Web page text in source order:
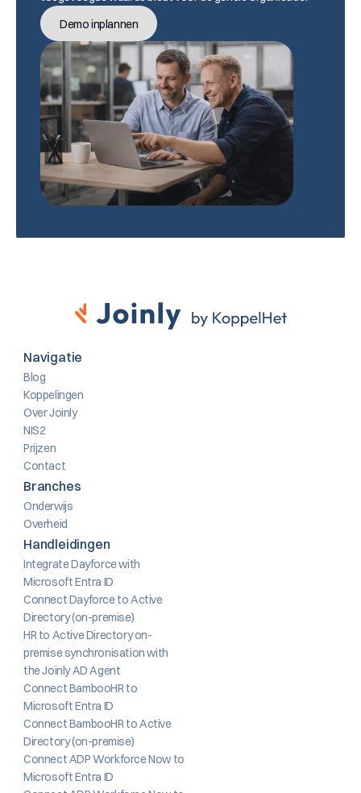
Demo inplannen
Navigatie
Blog
Koppelingen
Over Joinly
NIS2
Prijzen
Contact
Branches
Onderwijs
Overheid
Handleidingen
Integrate Dayforce with
Microsoft Entra ID
Connect Dayforce to Active
Directory (on-premise)
HR to Active Directory on-
premise synchronisation with
the Joinly AD Agent
Connect BambooHR to
Microsoft Entra ID
Connect BambooHR to Active
Directory (on-premise)
Connect ADP Workforce Now to
Microsoft Entra ID